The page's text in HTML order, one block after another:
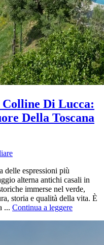
Di Lucca:
Della Toscana
delle espressioni più
alterna antichi casali in
immerse nel verde,
storia e qualità della vita. È
... Continua a leggere